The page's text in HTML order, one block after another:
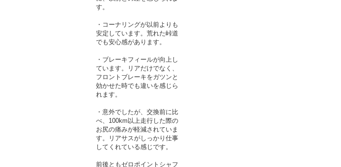
す。
・コーナリングが以前よりも
安定しています。荒れた峠道
でも安心感があります。
・ブレーキフィールが向上し
ています。リアだけでなく、
フロントブレーキをガツンと
効かせた時でも違いを感じら
れます。
・意外でしたが、交換前に比
べ、100km以上走行した際の
お尻の痛みが軽減されていま
す。リアサスがしっかり仕事
してくれている感じです。
前後ともゼロポイントシャフ